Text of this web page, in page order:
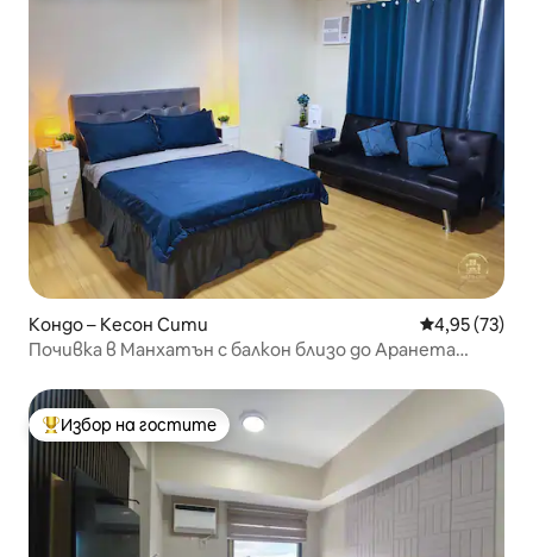
Кондо – Кесон Сити Средна
4,95 (73)
Почивка в Манхатън с балкон близо до Аранета
Най-популярен избор на гостите
Избор на гостите